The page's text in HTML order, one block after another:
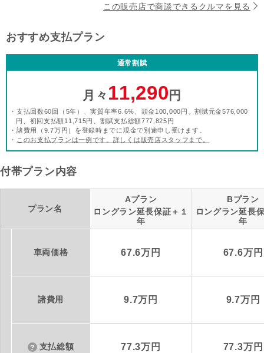
この販売店で商談できるクルマを見る
おすすめ支払プラン
通常割賦
月々 11,290 円
・支払回数60回（5年）、実質年率6.6%、頭金100,000円、割賦元金576,000
円、初回支払額11,715円、割賦支払総額777,825円
・諸費用（9.7万円）を登録時までに現金で別途申し受けます。
・ このお支払プランは一例です。詳しくは販売店スタッフまで。
付帯プラン内容
プラン名
Aプラン
ロングラン延長保証＋１
年
Bプラン
ロングラン延長
年
車両価格 67.6万円 67.6万円
諸費用 9.7万円 9.7万円
支払総額 77.3万円 77.3万円